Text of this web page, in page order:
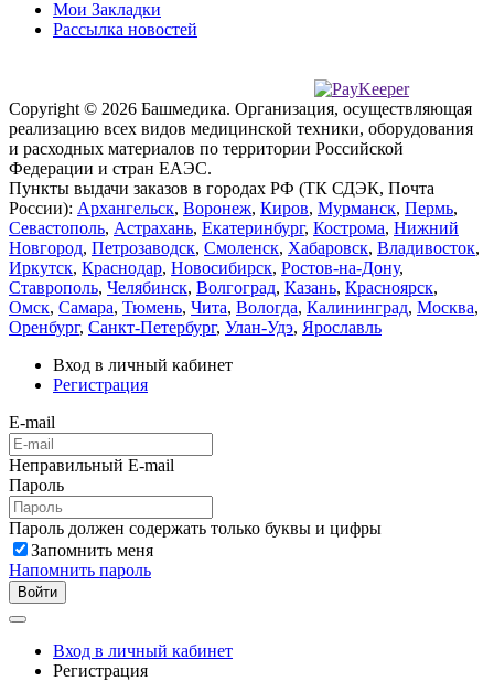
Мои Закладки
Рассылка новостей
Copyright © 2026 Башмедика. Организация, осуществляющая
реализацию всех видов медицинской техники, оборудования
и расходных материалов по территории Российской
Федерации и стран ЕАЭС.
Пункты выдачи заказов в городах РФ (ТК СДЭК, Почта
России): Архангельск, Воронеж, Киров, Мурманск, Пермь,
Севастополь, Астрахань, Екатеринбург, Кострома, Нижний
Новгород, Петрозаводск, Смоленск, Хабаровск, Владивосток,
Иркутск, Краснодар, Новосибирск, Ростов-на-Дону,
Ставрополь, Челябинск, Волгоград, Казань, Красноярск,
Омск, Самара, Тюмень, Чита, Вологда, Калининград, Москва,
Оренбург, Санкт-Петербург, Улан-Удэ, Ярославль
Вход в личный кабинет
Регистрация
E-mail
Неправильный E-mail
Пароль
Пароль должен содержать только буквы и цифры
Запомнить меня
Напомнить пароль
Войти
Вход в личный кабинет
Регистрация